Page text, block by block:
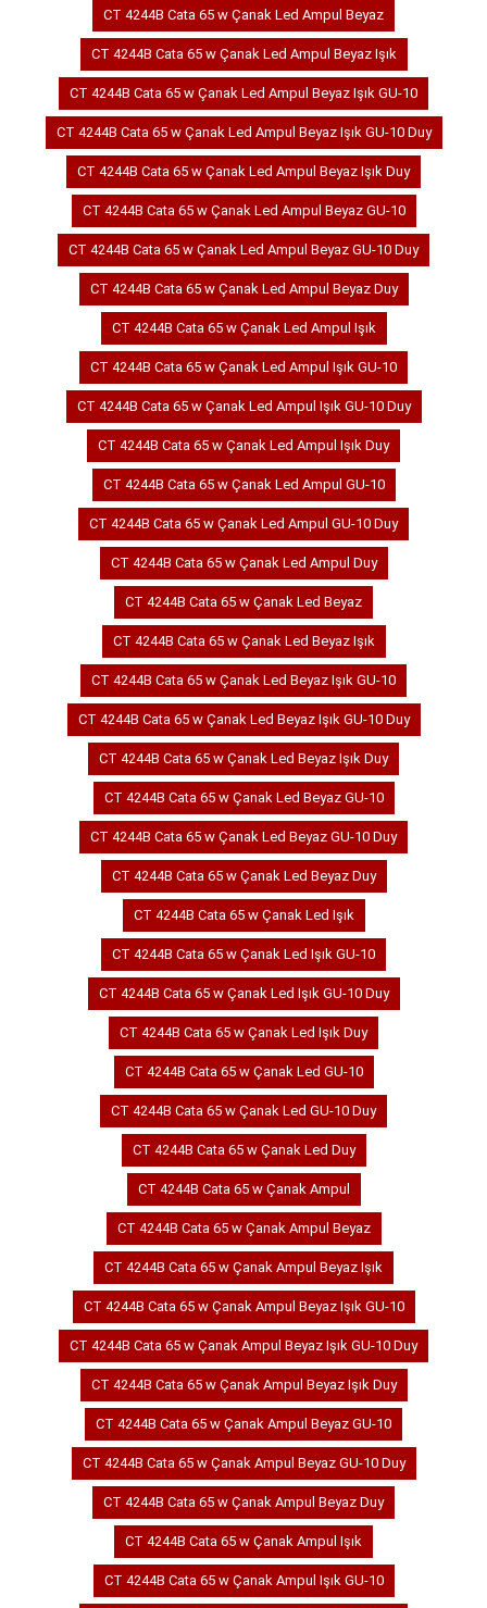
CT 4244B Cata 65 w Çanak Led Ampul Beyaz
CT 4244B Cata 65 w Çanak Led Ampul Beyaz Işık
CT 4244B Cata 65 w Çanak Led Ampul Beyaz Işık GU-10
CT 4244B Cata 65 w Çanak Led Ampul Beyaz Işık GU-10 Duy
CT 4244B Cata 65 w Çanak Led Ampul Beyaz Işık Duy
CT 4244B Cata 65 w Çanak Led Ampul Beyaz GU-10
CT 4244B Cata 65 w Çanak Led Ampul Beyaz GU-10 Duy
CT 4244B Cata 65 w Çanak Led Ampul Beyaz Duy
CT 4244B Cata 65 w Çanak Led Ampul Işık
CT 4244B Cata 65 w Çanak Led Ampul Işık GU-10
CT 4244B Cata 65 w Çanak Led Ampul Işık GU-10 Duy
CT 4244B Cata 65 w Çanak Led Ampul Işık Duy
CT 4244B Cata 65 w Çanak Led Ampul GU-10
CT 4244B Cata 65 w Çanak Led Ampul GU-10 Duy
CT 4244B Cata 65 w Çanak Led Ampul Duy
CT 4244B Cata 65 w Çanak Led Beyaz
CT 4244B Cata 65 w Çanak Led Beyaz Işık
CT 4244B Cata 65 w Çanak Led Beyaz Işık GU-10
CT 4244B Cata 65 w Çanak Led Beyaz Işık GU-10 Duy
CT 4244B Cata 65 w Çanak Led Beyaz Işık Duy
CT 4244B Cata 65 w Çanak Led Beyaz GU-10
CT 4244B Cata 65 w Çanak Led Beyaz GU-10 Duy
CT 4244B Cata 65 w Çanak Led Beyaz Duy
CT 4244B Cata 65 w Çanak Led Işık
CT 4244B Cata 65 w Çanak Led Işık GU-10
CT 4244B Cata 65 w Çanak Led Işık GU-10 Duy
CT 4244B Cata 65 w Çanak Led Işık Duy
CT 4244B Cata 65 w Çanak Led GU-10
CT 4244B Cata 65 w Çanak Led GU-10 Duy
CT 4244B Cata 65 w Çanak Led Duy
CT 4244B Cata 65 w Çanak Ampul
CT 4244B Cata 65 w Çanak Ampul Beyaz
CT 4244B Cata 65 w Çanak Ampul Beyaz Işık
CT 4244B Cata 65 w Çanak Ampul Beyaz Işık GU-10
CT 4244B Cata 65 w Çanak Ampul Beyaz Işık GU-10 Duy
CT 4244B Cata 65 w Çanak Ampul Beyaz Işık Duy
CT 4244B Cata 65 w Çanak Ampul Beyaz GU-10
CT 4244B Cata 65 w Çanak Ampul Beyaz GU-10 Duy
CT 4244B Cata 65 w Çanak Ampul Beyaz Duy
CT 4244B Cata 65 w Çanak Ampul Işık
CT 4244B Cata 65 w Çanak Ampul Işık GU-10